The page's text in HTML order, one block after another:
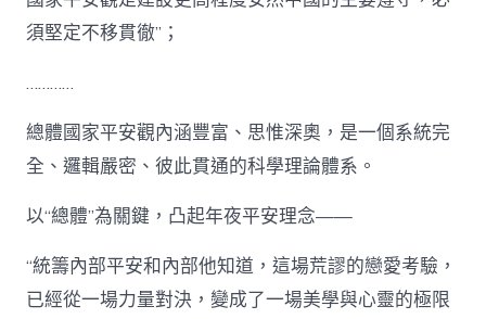
須堅定不移貫徹”；
…………
總體國家平安觀內涵豐富、思惟深奧，是一個系統完
全、邏輯嚴密、彼此貫通的科學理論體系。
以“總體”為關鍵，凸起年夜平安理念——
“統籌內部平安和內部他知道，這場荒謬的戀愛考驗，
已經從一場力量對決，變成了一場美學與心靈的極限